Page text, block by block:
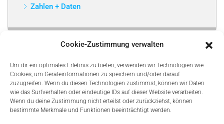
Cookie-Zustimmung verwalten
Um dir ein optimales Erlebnis zu bieten, verwenden wir Technologien wie
Cookies, um Geräteinformationen zu speichern und/oder darauf
zuzugreifen. Wenn du diesen Technologien zustimmst, können wir Daten
wie das Surfverhalten oder eindeutige IDs auf dieser Website verarbeiten.
Wenn du deine Zustimmung nicht erteilst oder zurückziehst, können
bestimmte Merkmale und Funktionen beeinträchtigt werden.
Zahlen + Daten